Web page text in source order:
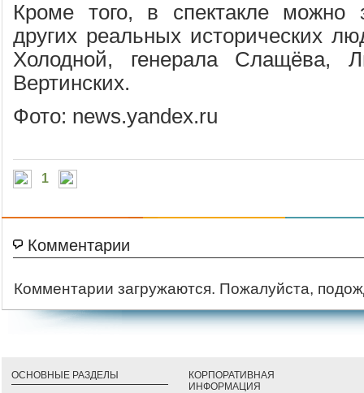
Кроме того, в спектакле можно
других реальных исторических
Холодной, генерала Слащёва,
Вертинских.
Фото: news.yandex.ru
1
Комментарии
Комментарии загружаются. Пожалуйста,
ОСНОВНЫЕ РАЗДЕЛЫ
КОРПОРАТИВНАЯ
ИНФОРМАЦИЯ